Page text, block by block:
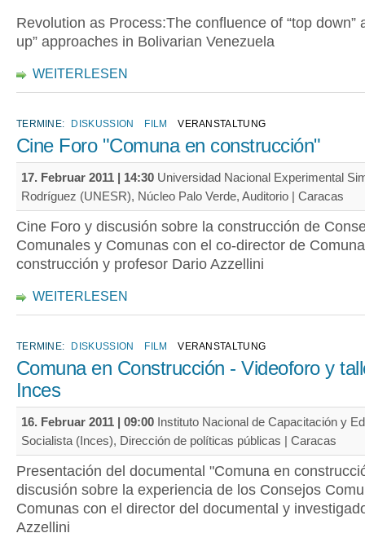
Revolution as Process:The confluence of “top down”
up” approaches in Bolivarian Venezuela
WEITERLESEN
TERMINE: DISKUSSION FILM VERANSTALTUNG
Cine Foro "Comuna en construcción"
17. Februar 2011 | 14:30 Universidad Nacional Experimental
Rodríguez (UNESR), Núcleo Palo Verde, Auditorio | Caracas
Cine Foro y discusión sobre la construcción de
Comunales y Comunas con el co-director de
construcción y profesor Dario Azzellini
WEITERLESEN
TERMINE: DISKUSSION FILM VERANSTALTUNG
Comuna en Construcción - Videoforo y
Inces
16. Februar 2011 | 09:00 Instituto Nacional de Capacitación y
Socialista (Inces), Dirección de políticas públicas | Caracas
Presentación del documental "Comuna en
discusión sobre la experiencia de los Consejos
Comunas con el director del documental y
Azzellini